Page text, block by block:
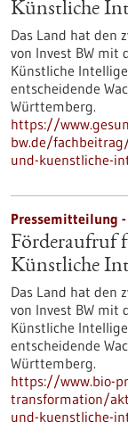
Künstliche
Das Land hat den
von Invest BW mit
Künstliche
entscheidende
Württemberg.
https://
bw.de/
und-kuenstliche-
Pressemitteilung -
Förderaufruf
Künstliche
Das Land hat den
von Invest BW mit
Künstliche
entscheidende
Württemberg.
https://www.bio-
transformation/
und-kuenstliche-